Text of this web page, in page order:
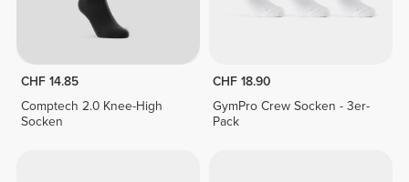
CHF 14.85
Comptech 2.0 Knee-High
Socken
CHF 18.90
GymPro Crew Socken - 3er-
Pack